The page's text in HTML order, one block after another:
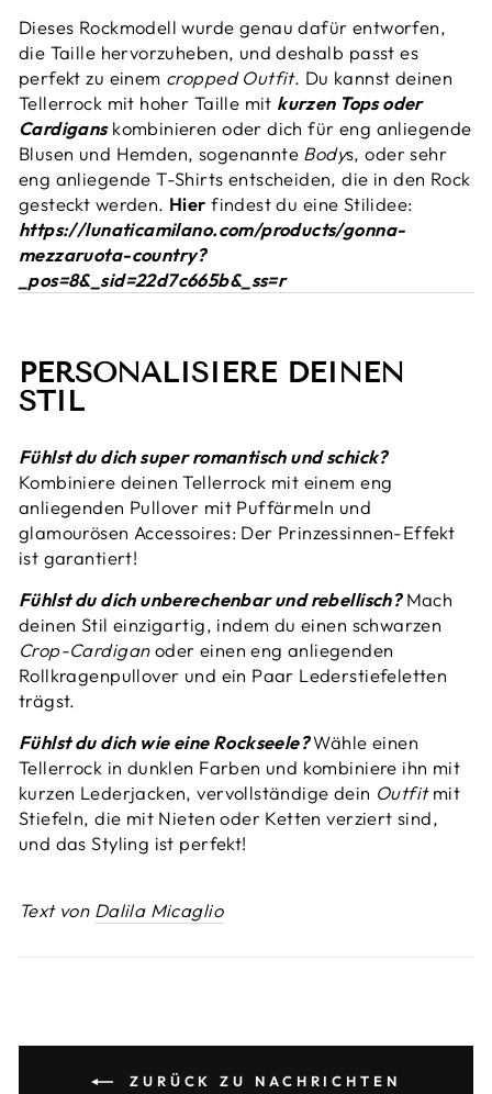
Dieses Rockmodell wurde genau dafür entworfen,
die Taille hervorzuheben, und deshalb passt es
perfekt zu einem cropped Outfit. Du kannst deinen
Tellerrock mit hoher Taille mit kurzen Tops oder
Cardiganskombinieren oder dich für eng anliegende
Blusen und Hemden, sogenannte Bodys, oder sehr
eng anliegende T-Shirts entscheiden, die in den Rock
gesteckt werden. Hier findest du eine Stilidee:
https://lunaticamilano.com/products/gonna-
mezzaruota-country?
_pos=8&_sid=22d7c665b&_ss=r
PERSONALISIERE DEINEN
STIL
Fühlst du dich super romantisch und schick?
Kombiniere deinen Tellerrock mit einem eng
anliegenden Pullover mit Puffärmeln und
glamourösen Accessoires: Der Prinzessinnen-Effekt
ist garantiert!
Fühlst du dich unberechenbar und rebellisch?Mach
deinen Stil einzigartig, indem du einen schwarzen
Crop-Cardiganoder einen eng anliegenden
Rollkragenpullover und ein Paar Lederstiefeletten
trägst.
Fühlst du dich wie eine Rockseele?Wähle einen
Tellerrock in dunklen Farben und kombiniere ihn mit
kurzen Lederjacken, vervollständige dein Outfitmit
Stiefeln, die mit Nieten oder Ketten verziert sind,
und das Styling ist perfekt!
Text von Dalila Micaglio
ZURÜCK ZU NACHRICHTEN